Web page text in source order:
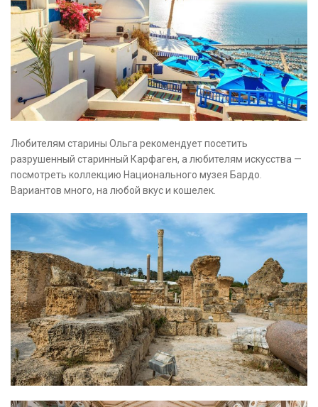
Любителям старины Ольга рекомендует посетить
разрушенный старинный Карфаген, а любителям искусства —
посмотреть коллекцию Национального музея Бардо.
Вариантов много, на любой вкус и кошелек.